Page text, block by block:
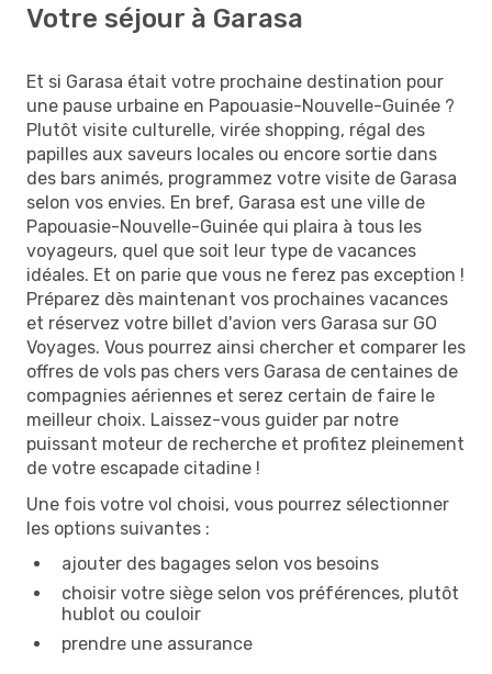
Votre séjour à Garasa
Et si Garasa était votre prochaine destination pour
une pause urbaine en Papouasie-Nouvelle-Guinée ?
Plutôt visite culturelle, virée shopping, régal des
papilles aux saveurs locales ou encore sortie dans
des bars animés, programmez votre visite de Garasa
selon vos envies. En bref, Garasa est une ville de
Papouasie-Nouvelle-Guinée qui plaira à tous les
voyageurs, quel que soit leur type de vacances
idéales. Et on parie que vous ne ferez pas exception !
Préparez dès maintenant vos prochaines vacances
et réservez votre billet d'avion vers Garasa sur GO
Voyages. Vous pourrez ainsi chercher et comparer les
offres de vols pas chers vers Garasa de centaines de
compagnies aériennes et serez certain de faire le
meilleur choix. Laissez-vous guider par notre
puissant moteur de recherche et profitez pleinement
de votre escapade citadine !
Une fois votre vol choisi, vous pourrez sélectionner
les options suivantes :
ajouter des bagages selon vos besoins
choisir votre siège selon vos préférences, plutôt
hublot ou couloir
prendre une assurance